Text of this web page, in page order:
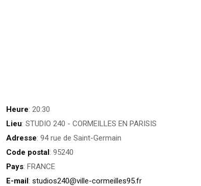
Heure: 20:30
Lieu: STUDIO 240 - CORMEILLES EN PARISIS
Adresse: 94 rue de Saint-Germain
Code postal: 95240
Pays: FRANCE
E-mail:studios240@ville-cormeilles95.fr